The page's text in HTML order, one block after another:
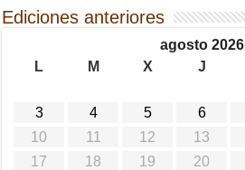
Ediciones anteriores
agosto 2026
L
M X J
3
4 5 6
10
11 12 13
17
18 19 20